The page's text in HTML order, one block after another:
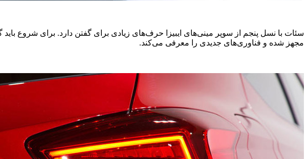
سئات با نسل پنجم از سوپر مینی‌های ایبیزا حرف‌های زیادی برای گفتن دارد. برای شروع‌
مجهز شده و فناوری‌های جدیدی را معرفی می‌کند.